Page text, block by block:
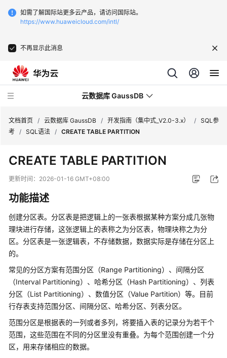
如需了解国际站更多云产品，请访问国际站。
https://www.huaweicloud.com/intl/
不再显示此消息
云数据库 GaussDB
新
动
务
公
告
产
绍
计
费
说
文档首页 / 云数据库 GaussDB / 开发指南（集中式_V2.0-3.x） / SQL参
考 / SQL语法 / CREATE TABLE PARTITION
CREATE TABLE PARTITION
更新时间： 2026-01-16 GMT+08:00
功能描述
创建分区表。分区表是把逻辑上的一张表根据某种方案分成几张物
理块进行存储，这张逻辑上的表称之为分区表，物理块称之为分
区。分区表是一张逻辑表，不存储数据，数据实际是存储在分区上
的。
常见的分区方案有范围分区（Range Partitioning）、间隔分区
（Interval Partitioning）、哈希分区（Hash Partitioning）、列表
分区（List Partitioning）、数值分区（Value Partition）等。目前
行存表支持范围分区、间隔分区、哈希分区、列表分区。
范围分区是根据表的一列或者多列，将要插入表的记录分为若干个
范围，这些范围在不同的分区里没有重叠。为每个范围创建一个分
区，用来存储相应的数据。